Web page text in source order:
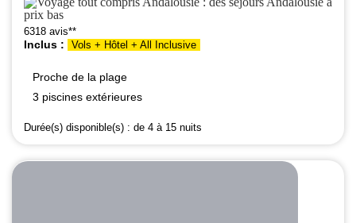
6318 avis**
Inclus : Vols + Hôtel + All Inclusive
Proche de la plage
3 piscines extérieures
Durée(s) disponible(s) : de 4 à 15 nuits